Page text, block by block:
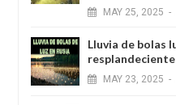
MAY 25, 2025 -
Lluvia de bolas
MAY 23, 2025 -